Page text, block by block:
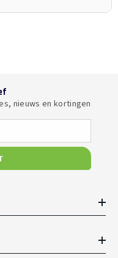
nieuws en kortingen